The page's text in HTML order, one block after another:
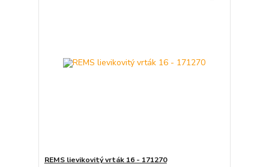
REMS lievikovitý vrták 16 - 171270